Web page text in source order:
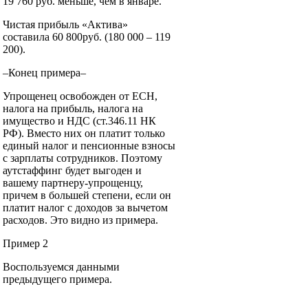
Чистая прибыль «Актива»
составила 60 800руб. (180 000 – 119
200).
–Конец примера–
Упрощенец освобожден от ЕСН,
налога на прибыль, налога на
имущество и НДС (ст.346.11 НК
РФ). Вместо них он платит только
единый налог и пенсионные взносы
с зарплаты сотрудников. Поэтому
аутстаффинг будет выгоден и
вашему партнеру-упрощенцу,
причем в большей степени, если он
платит налог с доходов за вычетом
расходов. Это видно из примера.
Пример 2
Воспользуемся данными
предыдущего примера.